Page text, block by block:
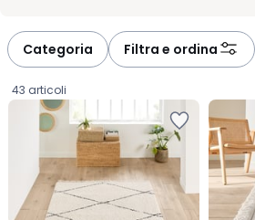
Quando avete trovato quello giusto,
clic. Un gesto semplice che avvicina la
Categoria Filtra e ordina
43 articoli